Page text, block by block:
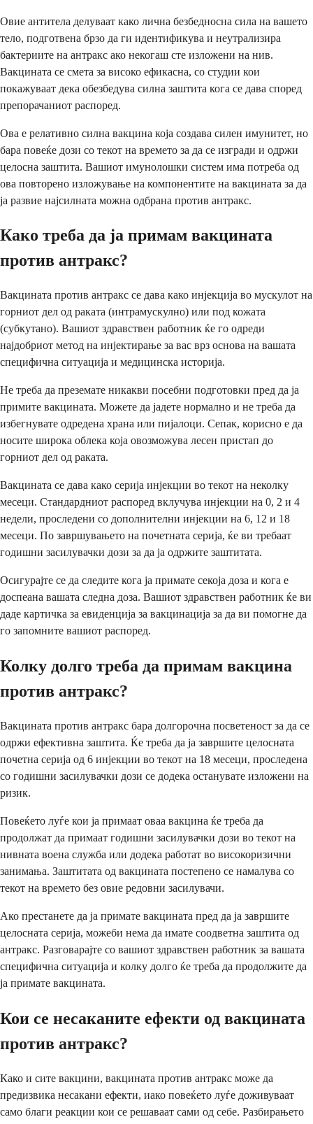
Овие антитела делуваат како лична безбедносна сила на вашето
тело, подготвена брзо да ги идентификува и неутрализира
бактериите на антракс ако некогаш сте изложени на нив.
Вакцината се смета за високо ефикасна, со студии кои
покажуваат дека обезбедува силна заштита кога се дава според
препорачаниот распоред.
Ова е релативно силна вакцина која создава силен имунитет, но
бара повеќе дози со текот на времето за да се изгради и одржи
целосна заштита. Вашиот имунолошки систем има потреба од
ова повторено изложување на компонентите на вакцината за да
ја развие најсилната можна одбрана против антракс.
Како треба да ја примам вакцината
против антракс?
Вакцината против антракс се дава како инјекција во мускулот на
горниот дел од раката (интрамускулно) или под кожата
(субкутано). Вашиот здравствен работник ќе го одреди
најдобриот метод на инјектирање за вас врз основа на вашата
специфична ситуација и медицинска историја.
Не треба да преземате никакви посебни подготовки пред да ја
примите вакцината. Можете да јадете нормално и не треба да
избегнувате одредена храна или пијалоци. Сепак, корисно е да
носите широка облека која овозможува лесен пристап до
горниот дел од раката.
Вакцината се дава како серија инјекции во текот на неколку
месеци. Стандардниот распоред вклучува инјекции на 0, 2 и 4
недели, проследени со дополнителни инјекции на 6, 12 и 18
месеци. По завршувањето на почетната серија, ќе ви требаат
годишни засилувачки дози за да ја одржите заштитата.
Осигурајте се да следите кога ја примате секоја доза и кога е
доспеана вашата следна доза. Вашиот здравствен работник ќе ви
даде картичка за евиденција за вакцинација за да ви помогне да
го запомните вашиот распоред.
Колку долго треба да примам вакцина
против антракс?
Вакцината против антракс бара долгорочна посветеност за да се
одржи ефективна заштита. Ќе треба да ја завршите целосната
почетна серија од 6 инјекции во текот на 18 месеци, проследена
со годишни засилувачки дози се додека останувате изложени на
ризик.
Повеќето луѓе кои ја примаат оваа вакцина ќе треба да
продолжат да примаат годишни засилувачки дози во текот на
нивната воена служба или додека работат во високоризични
занимања. Заштитата од вакцината постепено се намалува со
текот на времето без овие редовни засилувачи.
Ако престанете да ја примате вакцината пред да ја завршите
целосната серија, можеби нема да имате соодветна заштита од
антракс. Разговарајте со вашиот здравствен работник за вашата
специфична ситуација и колку долго ќе треба да продолжите да
ја примате вакцината.
Кои се несаканите ефекти од вакцината
против антракс?
Како и сите вакцини, вакцината против антракс може да
предизвика несакани ефекти, иако повеќето луѓе доживуваат
само благи реакции кои се решаваат сами од себе. Разбирањето